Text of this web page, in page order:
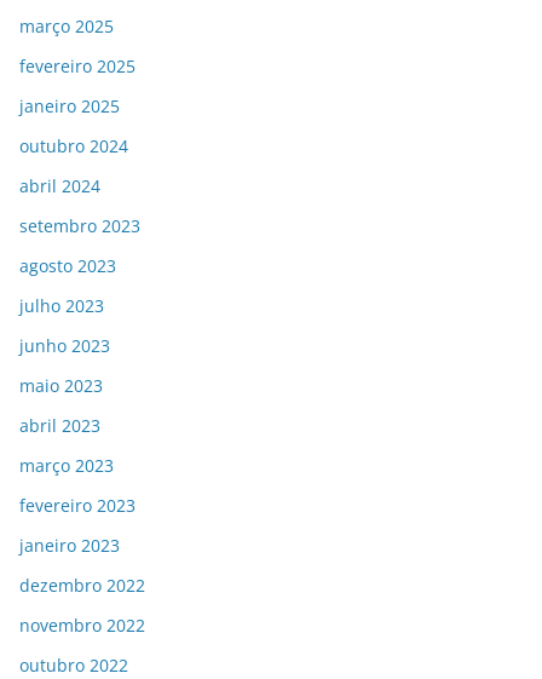
março 2025
fevereiro 2025
janeiro 2025
outubro 2024
abril 2024
setembro 2023
agosto 2023
julho 2023
junho 2023
maio 2023
abril 2023
março 2023
fevereiro 2023
janeiro 2023
dezembro 2022
novembro 2022
outubro 2022